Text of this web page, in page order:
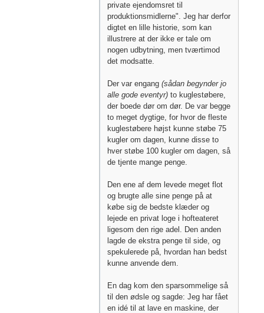
private ejendomsret til
produktionsmidlerne". Jeg har derfor
digtet en lille historie, som kan
illustrere at der ikke er tale om
nogen udbytning, men tværtimod
det modsatte.
Der var engang (sådan begynder jo
alle gode eventyr) to kuglestøbere,
der boede dør om dør. De var begge
to meget dygtige, for hvor de fleste
kuglestøbere højst kunne støbe 75
kugler om dagen, kunne disse to
hver støbe 100 kugler om dagen, så
de tjente mange penge.
Den ene af dem levede meget flot
og brugte alle sine penge på at
købe sig de bedste klæder og
lejede en privat loge i hofteateret
ligesom den rige adel. Den anden
lagde de ekstra penge til side, og
spekulerede på, hvordan han bedst
kunne anvende dem.
En dag kom den sparsommelige så
til den ødsle og sagde: Jeg har fået
en idé til at lave en maskine, der